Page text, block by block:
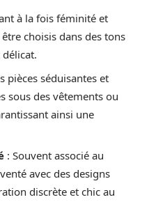
à la fois féminité et
choisis dans des tons
pièces séduisantes et
sous des vêtements ou
ainsi une
: Souvent associé au
avec des designs
discrète et chic au